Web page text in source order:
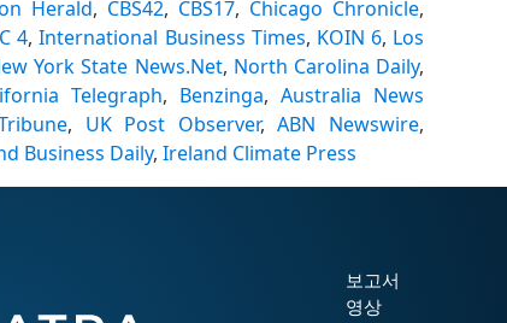
Herald, CBS42, CBS17, Chicago Chronicle,
4,International Business Times, KOIN 6, Los
York State News.Net, North Carolina Daily,
Telegraph, Benzinga, Australia News
, UK Post Observer,ABN Newswire,
Business Daily, Ireland Climate Press
보고서
영상